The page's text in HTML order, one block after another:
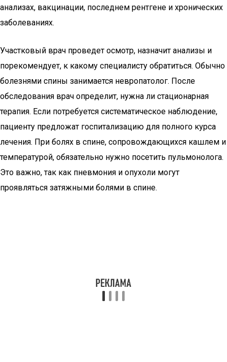
анализах, вакцинации, последнем рентгене и хронических
заболеваниях.
Участковый врач проведет осмотр, назначит анализы и
порекомендует, к какому специалисту обратиться. Обычно
болезнями спины занимается невропатолог. После
обследования врач определит, нужна ли стационарная
терапия. Если потребуется систематическое наблюдение,
пациенту предложат госпитализацию для полного курса
лечения. При болях в спине, сопровождающихся кашлем и
температурой, обязательно нужно посетить пульмонолога.
Это важно, так как пневмония и опухоли могут
проявляться затяжными болями в спине.